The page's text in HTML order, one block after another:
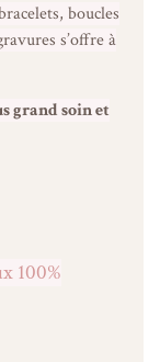
boucles
s’offre à
grand soin et
100%